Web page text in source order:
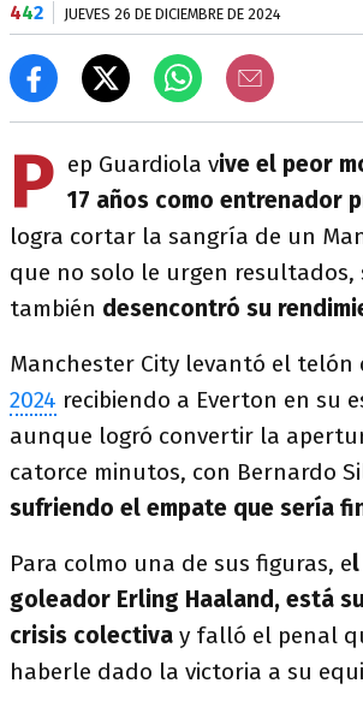
442 JUEVES 26 DE DICIEMBRE DE 2024
P ep Guardiola vive el peor
17 años como entrenador
logra cortar la sangría de un
que no solo le urgen resultados,
también desencontró su
Manchester City levantó el telón
2024 recibiendo a Everton en su
aunque logró convertir la
catorce minutos, con Bernardo
sufriendo el empate que sería
Para colmo una de sus figuras, e
goleador Erling Haaland, está
crisis colectiva y falló el penal
haberle dado la victoria a su